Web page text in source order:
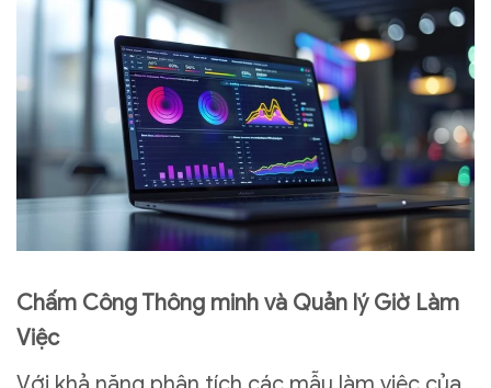
Chấm Công Thông minh và Quản lý Giờ Làm
Việc